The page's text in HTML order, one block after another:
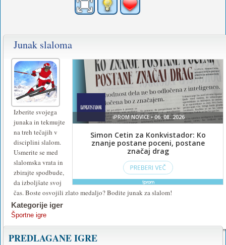
Junak slaloma
Izberite svojega
junaka in tekmujte
na treh tečajih v
disciplini slalom.
Usmerite se med
slalomska vrata in
zbirajte spodbude,
da izboljšate svoj
čas. Boste osvojili zlato medaljo? Bodite junak za slalom!
Kategorije iger
Športne igre
PREDLAGANE IGRE